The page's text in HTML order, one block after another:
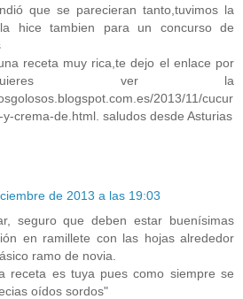
que se parecieran tanto,tuvimos la
hice tambien para un concurso de
receta muy rica,te dejo el enlace por
ver la
2013/11/cucur
crema-de.html. saludos desde Asturias
de 2013 a las 19:03
seguro que deben estar buenísimas
en ramillete con las hojas alrededor
ramo de novia.
receta es tuya pues como siempre se
oídos sordos"